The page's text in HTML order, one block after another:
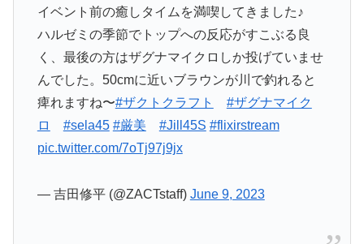
イベント前の癒しタイムを満喫してきました♪
ハルゼミの季節でトップへの反応がすこぶる良
く、最後の方はザグナマイクロしか投げていませ
んでした。50cmに近いブラウンが川で釣れると
痺れますね〜#ザクトクラフト
#ザグナマイク
ロ
#sela45 #厳美 #Jill45S #flixirstream
pic.twitter.com/7oTj97j9jx
— 吉田修平 (@ZACTstaff) June 9, 2023